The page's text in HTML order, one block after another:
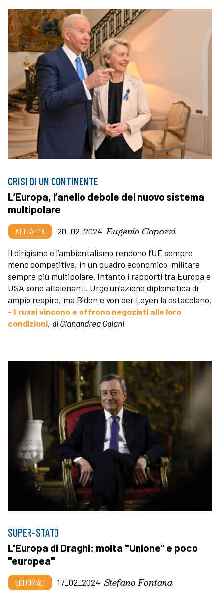
CRISI DI UN CONTINENTE
L’Europa, l’anello debole del nuovo sistema
multipolare
ATTUALITÀ 20_02_2024 Eugenio Capozzi
Il dirigismo e l’ambientalismo rendono l’UE sempre
meno competitiva, in un quadro economico-militare
sempre più multipolare. Intanto i rapporti tra Europa e
USA sono altalenanti. Urge un’azione diplomatica di
ampio respiro, ma Biden e von der Leyen la ostacolano.
- I russi vincono e offrono negoziati alle loro
condizioni, di Gianandrea Gaiani
SUPER-STATO
L'Europa di Draghi: molta "Unione" e poco
"europea"
EDITORIALI 17_02_2024 Stefano Fontana